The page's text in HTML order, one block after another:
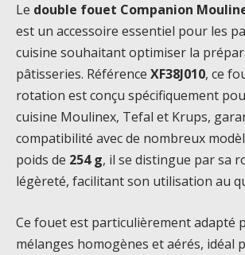
Le double fouet Companion
est un accessoire essentiel pour les
cuisine souhaitant optimiser la
pâtisseries. Référence XF38J010, ce
rotation est conçu spécifiquement
cuisine Moulinex, Tefal et Krups,
compatibilité avec de nombreux
poids de 254 g, il se distingue par sa
légèreté, facilitant son utilisation au
Ce fouet est particulièrement adapté
mélanges homogènes et aérés, idéal